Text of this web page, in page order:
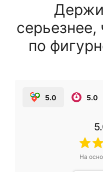
по
5.0 5.0
На